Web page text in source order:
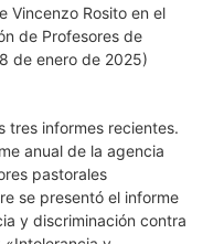
Vincenzo Rosito en el
de Profesores de
de enero de 2025)
tres informes recientes.
anual de la agencia
pastorales
se presentó el informe
y discriminación contra